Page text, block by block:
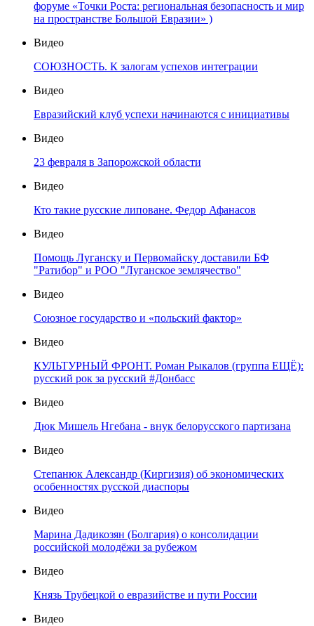
форуме «Точки Роста: региональная безопасность и мир
на пространстве Большой Евразии» )
Видео
СОЮЗНОСТЬ. К залогам успехов интеграции
Видео
Евразийский клуб успехи начинаются с инициативы
Видео
23 февраля в Запорожской области
Видео
Кто такие русские липоване. Федор Афанасов
Видео
Помощь Луганску и Первомайску доставили БФ
"Ратибор" и РОО "Луганское землячество"
Видео
Союзное государство и «польский фактор»
Видео
КУЛЬТУРНЫЙ ФРОНТ. Роман Рыкалов (группа ЕЩЁ):
русский рок за русский #Донбасс
Видео
Дюк Мишель Нгебана - внук белорусского партизана
Видео
Степанюк Александр (Киргизия) об экономических
особенностях русской диаспоры
Видео
Марина Дадикозян (Болгария) о консолидации
российской молодёжи за рубежом
Видео
Князь Трубецкой о евразийстве и пути России
Видео